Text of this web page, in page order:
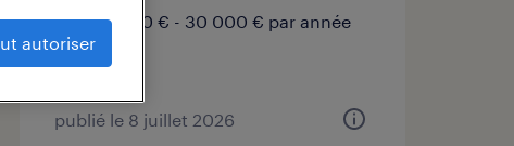
25 000 € - 30 000 € par année
publié le 8 juillet 2026
autoriser